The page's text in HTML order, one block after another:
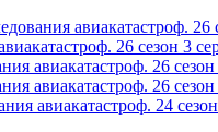
авиакатастроф.
26 сезон 3
авиакатастроф. 26
авиакатастроф. 26
авиакатастроф. 24